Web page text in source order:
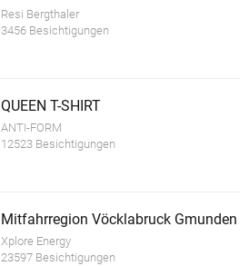
Resi Bergthaler
3456 Besichtigungen
QUEEN T-SHIRT
ANTI-FORM
12523 Besichtigungen
Mitfahrregion Vöcklabruck Gmunden
Xplore Energy
23597 Besichtigungen